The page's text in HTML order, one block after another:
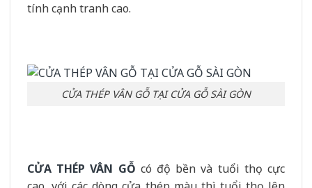
tính cạnh tranh cao.
CỬA THÉP VÂN GỖ TẠI CỬA GỖ SÀI GÒN
CỬA THÉP VÂN GỖ có độ bền và tuổi thọ cực